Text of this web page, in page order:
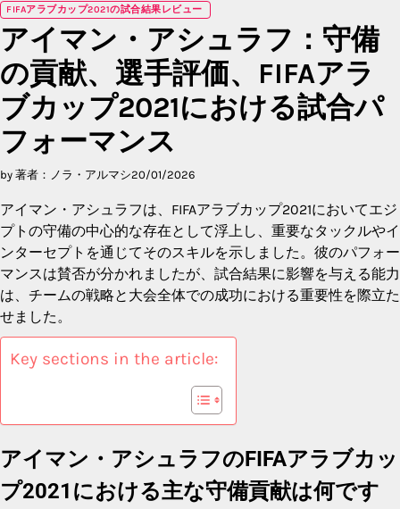
FIFAアラブカップ2021の試合結果レビュー
アイマン・アシュラフ：守備
の貢献、選手評価、FIFAアラ
ブカップ2021における試合パ
フォーマンス
by 著者：ノラ・アルマシ20/01/2026
アイマン・アシュラフは、FIFAアラブカップ2021においてエジ
プトの守備の中心的な存在として浮上し、重要なタックルやイ
ンターセプトを通じてそのスキルを示しました。彼のパフォー
マンスは賛否が分かれましたが、試合結果に影響を与える能力
は、チームの戦略と大会全体での成功における重要性を際立た
せました。
Key sections in the article:
アイマン・アシュラフのFIFAアラブカッ
プ2021における主な守備貢献は何です